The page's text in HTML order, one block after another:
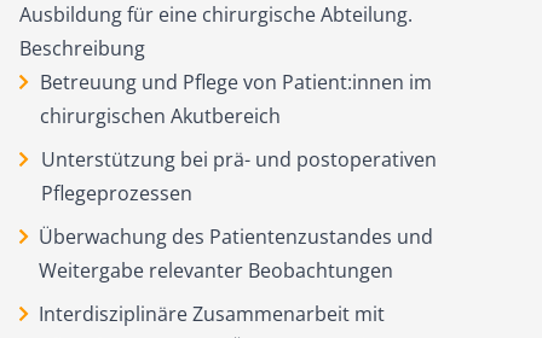
Ausbildung für eine chirurgische Abteilung.
Beschreibung
Betreuung und Pflege von Patient:innen im
chirurgischen Akutbereich
Unterstützung bei prä- und postoperativen
Pflegeprozessen
Überwachung des Patientenzustandes und
Weitergabe relevanter Beobachtungen
Interdisziplinäre Zusammenarbeit mit